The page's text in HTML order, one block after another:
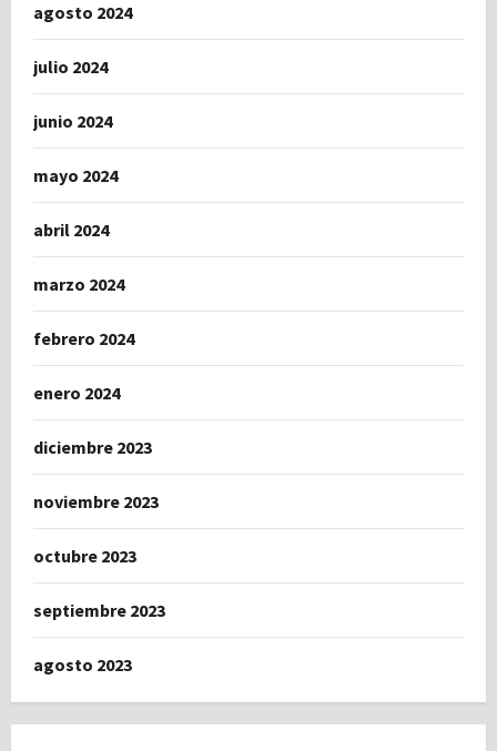
agosto 2024
julio 2024
junio 2024
mayo 2024
abril 2024
marzo 2024
febrero 2024
enero 2024
diciembre 2023
noviembre 2023
octubre 2023
septiembre 2023
agosto 2023